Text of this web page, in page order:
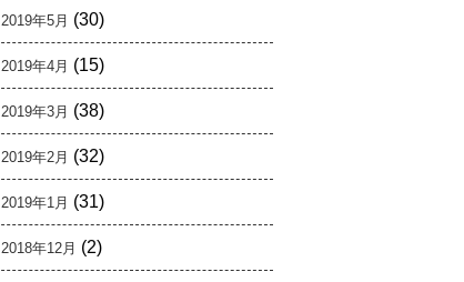
2019年5月 (30)
2019年4月 (15)
2019年3月 (38)
2019年2月 (32)
2019年1月 (31)
2018年12月 (2)